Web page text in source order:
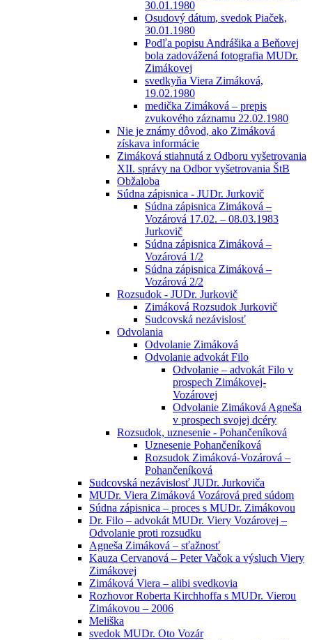
30.01.1980
Osudový dátum, svedok Piaček,
30.01.1980
Podľa popisu Andrášika a Beňovej
bola zadovážená fotografia MUDr.
Zimákovej
svedkyňa Viera Zimáková,
19.02.1980
medička Zimáková – prepis
zvukového záznamu 22.02.1980
Nie je známy dôvod, ako Zimáková
získava informácie
Zimáková stiahnutá z Odboru vyšetrovania
XII. správy na Odbor vyšetrovania ŠtB
Obžaloba
Súdna zápisnica - JUDr. Jurkovič
Súdna zápisnica Zimáková –
Vozárová 17.02. – 08.03.1983
Jurkovič
Súdna zápisnica Zimáková –
Vozárová 1/2
Súdna zápisnica Zimáková –
Vozárová 2/2
Rozsudok - JUDr. Jurkovič
Zimáková Rozsudok Jurkovič
Sudcovská nezávislosť
Odvolania
Odvolanie Zimáková
Odvolanie advokát Filo
Odvolanie – advokát Filo v
prospech Zimákovej-
Vozárovej
Odvolanie Zimáková Agneša
v prospech svojej dcéry
Rozsudok, uznesenie - Pohančeníková
Uznesenie Pohančeníková
Rozsudok Zimáková-Vozárová –
Pohančeníková
Sudcovská nezávislosť JUDr. Jurkoviča
MUDr. Viera Zimáková Vozárová pred súdom
Súdna zápisnica – proces s MUDr. Zimákovou
Dr. Filo – advokát MUDr. Viery Vozárovej –
Odvolanie proti rozsudku
Agneša Zimáková – sťažnosť
Kauza Cervanová – Peter Vačok a výsluch Viery
Zimákovej
Zimáková Viera – alibi svedkovia
Rozhovor Roberta Kirchhoffa s MUDr. Vierou
Zimákovou – 2006
Meliška
svedok MUDr. Oto Vozár